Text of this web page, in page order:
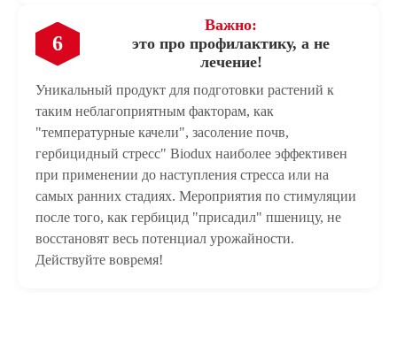
6
Важно:
это про профилактику, а не
лечение!
Уникальный продукт для подготовки растений к
таким неблагоприятным факторам, как
"температурные качели", засоление почв,
гербицидный стресс" Biodux наиболее эффективен
при применении до наступления стресса или на
самых ранних стадиях. Мероприятия по стимуляции
после того, как гербицид "присадил" пшеницу, не
восстановят весь потенциал урожайности.
Действуйте вовремя!